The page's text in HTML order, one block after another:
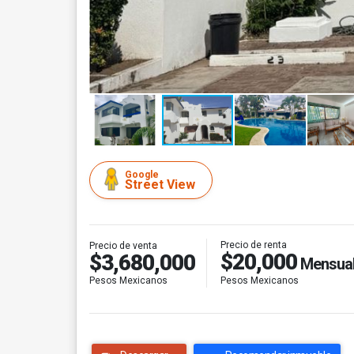
Google
Street View
Precio de venta
$3,680,000
Pesos Mexicanos
Precio de renta
$20,000
Pesos Mexicanos